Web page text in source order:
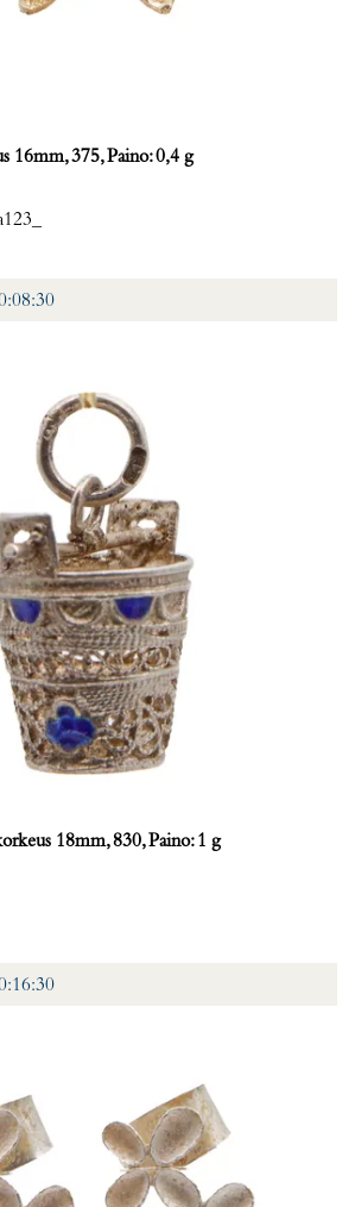
16mm, 375, Paino: 0,4 g
18mm, 830, Paino: 1 g